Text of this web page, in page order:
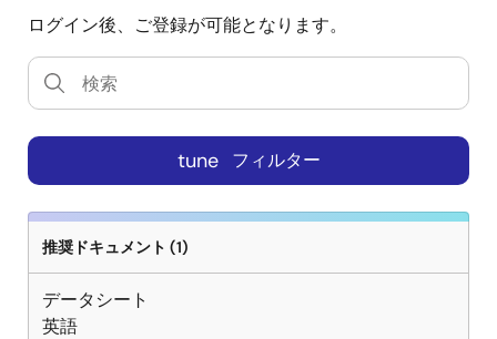
ログイン後、ご登録が可能となります。
tune フィルター
推奨ドキュメント (1)
データシート
英語